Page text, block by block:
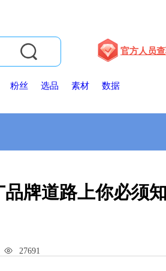
粉丝 选品 素材 数据
官方人员
牌道路上你必须
27691